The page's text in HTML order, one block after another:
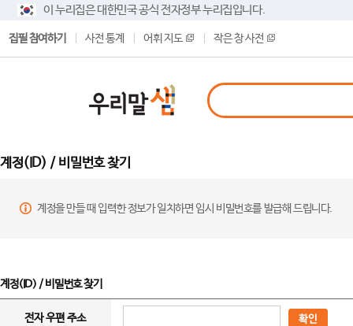
이 누리집은 대한민국 공식 전자정부 누리집입니다.
집필 참여하기 사전 통계 어휘 지도 작은 창 사전
계정(ID) / 비밀번호 찾기
계정을 만들 때 입력한 정보가 일치하면 임시 비밀번호를 발급해 드립니다.
계정(ID) / 비밀번호 찾기
전자 우편 주소 확인